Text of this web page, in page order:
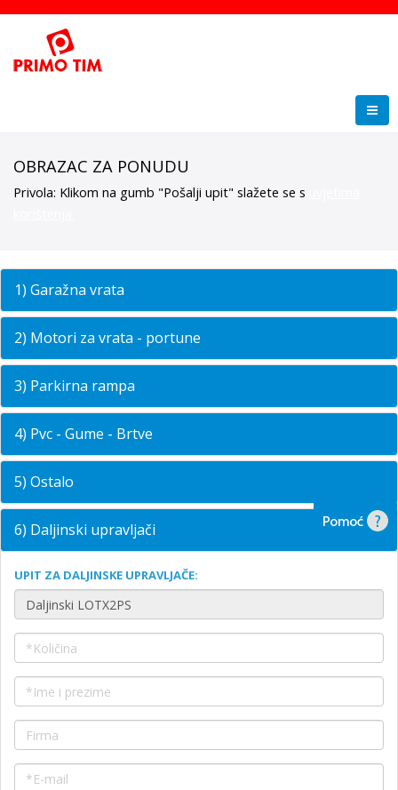
OBRAZAC ZA PONUDU
Privola: Klikom na gumb "Pošalji upit" slažete se s
1) Garažna vrata
2) Motori za vrata - portune
3) Parkirna rampa
4) Pvc - Gume - Brtve
5) Ostalo
6) Daljinski upravljači
UPIT ZA DALJINSKE UPRAVLJAČE: